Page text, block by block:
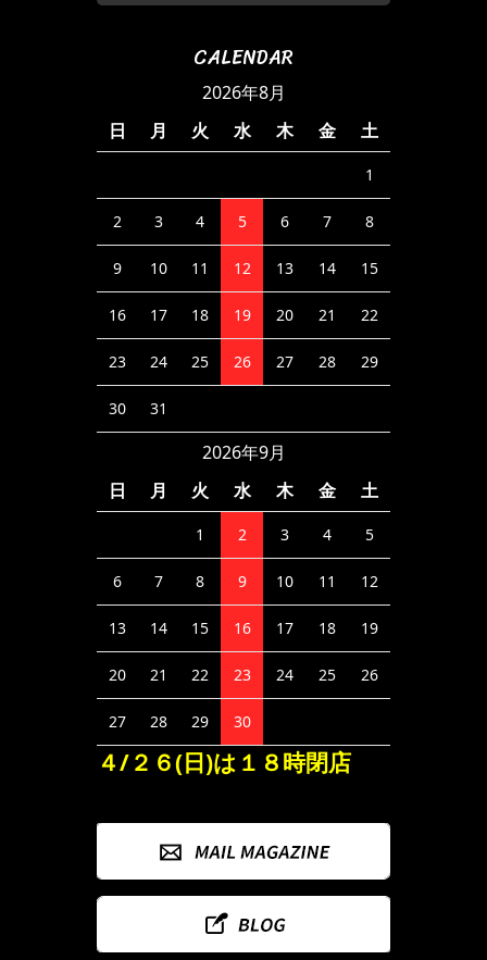
CALENDAR
2026年8月
日
月 火 水 木 金 土
1
2 3 4 5 6 7 8
9 10 11 12 13 14 15
16 17 18 19 20 21 22
23 24 25 26 27 28 29
30 31
2026年9月
日
月 火 水 木 金 土
1 2 3 4 5
6 7 8 9 10 11 12
13 14 15 16 17 18 19
20 21 22 23 24 25 26
27 28 29 30
４/２６(日)は１８時閉店